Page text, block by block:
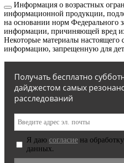
Информация о возрастных
информационной продукции,
на основании норм Федерального
информации, причиняющей вред
Некоторые материалы настоящего
информацию, запрещенную для
Получать бесплатно
дайджестом самых
расследований
Я даю согласие на
данных.